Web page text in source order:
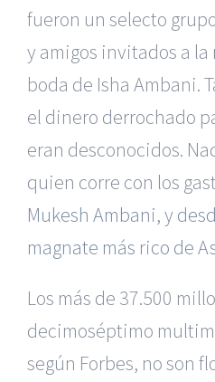
fueron un selecto
y amigos invitados a
boda de Isha Ambani.
el dinero derrochado
eran desconocidos.
quien corre con los
Mukesh Ambani, y
magnate más rico de
Los más de 37.500
decimoséptimo
según Forbes, no son